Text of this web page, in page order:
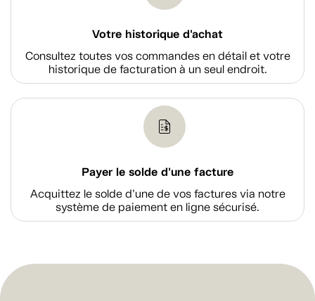
Votre historique d'achat
Consultez toutes vos commandes en détail et votre
historique de facturation à un seul endroit.
Payer le solde d'une facture
Acquittez le solde d’une de vos factures via notre
système de paiement en ligne sécurisé.